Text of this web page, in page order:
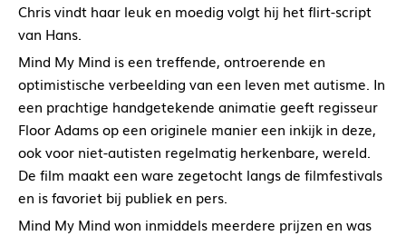
Chris vindt haar leuk en moedig volgt hij het flirt-script
van Hans.
Mind My Mind is een treffende, ontroerende en
optimistische verbeelding van een leven met autisme. In
een prachtige handgetekende animatie geeft regisseur
Floor Adams op een originele manier een inkijk in deze,
ook voor niet-autisten regelmatig herkenbare, wereld.
De film maakt een ware zegetocht langs de filmfestivals
en is favoriet bij publiek en pers.
Mind My Mind won inmiddels meerdere prijzen en was